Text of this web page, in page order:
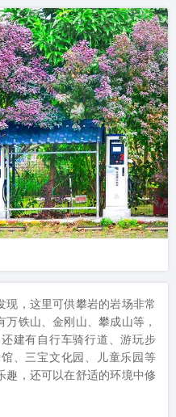
现，这里可供攀岩的岩场非常
铁山、金刚山、攀成山等，
建有自行车骑行道、游玩步
、三宝文化园、儿童乐园等
趣，还可以在舒适的环境中修